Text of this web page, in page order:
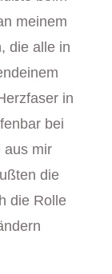
meinem
die alle in
in
bei
aus mir
die
die Rolle